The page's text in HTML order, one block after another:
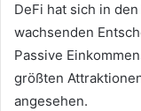
DeFi hat sich in
wachsenden
Passive
größten
angesehen.